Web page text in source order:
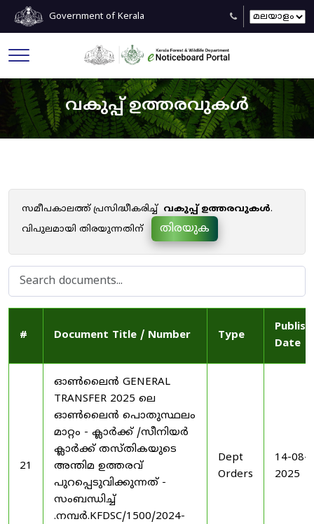
Government of Kerala
വകുപ്പ് ഉത്തരവുകൾ
സമീപകാലത്ത് പ്രസിദ്ധീകരിച്ച് വകുപ്പ് ഉത്തരവുകൾ.
വിപുലമായി തിരയുന്നതിന്
തിരയുക
# Document Title / Number Type
Date
21
ഓൺലൈൻ GENERAL
TRANSFER 2025 ലെ
ഓൺലൈൻ പൊതുസ്ഥലം
മാറ്റം - ക്ലാർക്ക് /സീനിയർ
ക്ലാർക്ക് തസ്തികയുടെ
അന്തിമ ഉത്തരവ്
പുറപ്പെടുവിക്കുന്നത് -
സംബന്ധിച്ച്
.നമ്പർ.KFDSC/1500/2024-
Dept
Orders
14-08-
2025